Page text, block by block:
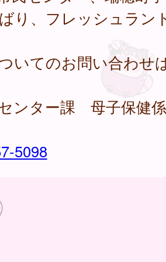
り、フレッシュラン
いてのお問い合わせ
ンター課 母子保健
5098